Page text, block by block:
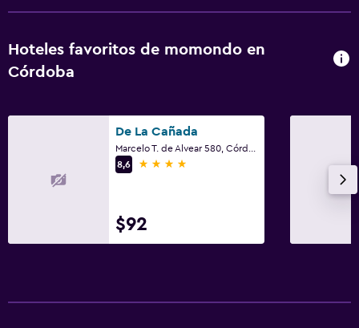
Lavandería
Plancha y tabla de planchar
Sistema de entretenimiento
Hoteles favoritos de momondo en
Córdoba
De La Cañada
8,6
4 estrellas
$92